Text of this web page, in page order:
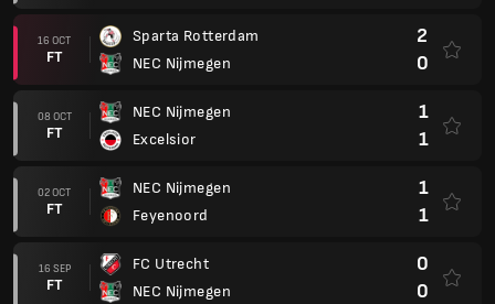
16 OCT
FT
Sparta Rotterdam
NEC Nijmegen
2
0
08 OCT
FT
NEC Nijmegen
Excelsior
1
1
02 OCT
FT
NEC Nijmegen
Feyenoord
1
1
16 SEP
FT
FC Utrecht
NEC Nijmegen
0
0